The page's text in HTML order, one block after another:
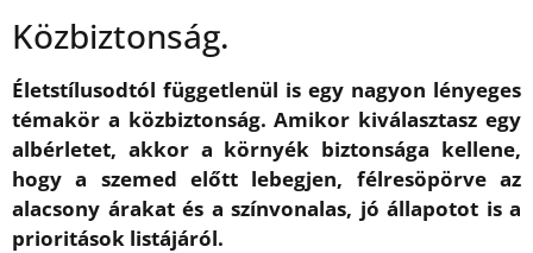
Közbiztonság.
Életstílusodtól függetlenül is egy nagyon lényeges
témakör a közbiztonság. Amikor kiválasztasz egy
albérletet, akkor a környék biztonsága kellene,
hogy a szemed előtt lebegjen, félresöpörve az
alacsony árakat és a színvonalas, jó állapotot is a
prioritások listájáról.